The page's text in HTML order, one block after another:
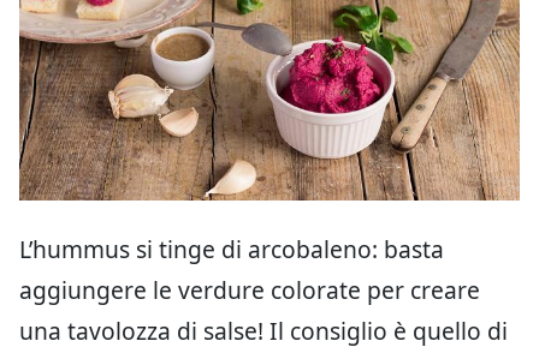
L’hummus si tinge di arcobaleno: basta
aggiungere le verdure colorate per creare
una tavolozza di salse! Il consiglio è quello di